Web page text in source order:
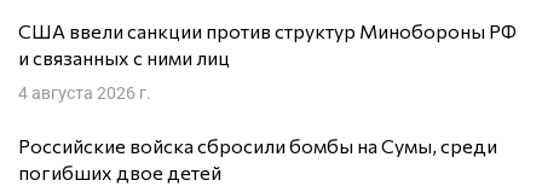
США ввели санкции против структур Минобороны РФ
и связанных с ними лиц
4 августа 2026 г.
Российские войска сбросили бомбы на Сумы, среди
погибших двое детей